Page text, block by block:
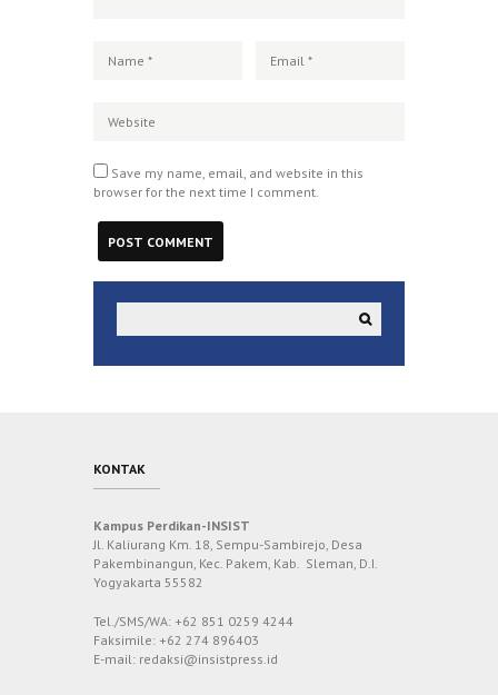
Save my name, email, and website in this
browser for the next time I comment.
KONTAK
Kampus Perdikan-INSIST
Jl. Kaliurang Km. 18, Sempu-Sambirejo, Desa
Pakembinangun, Kec. Pakem, Kab. Sleman, D.I.
Yogyakarta 55582
Tel./SMS/WA: +62 851 0259 4244
Faksimile: +62 274 896403
E-mail: redaksi@insistpress.id